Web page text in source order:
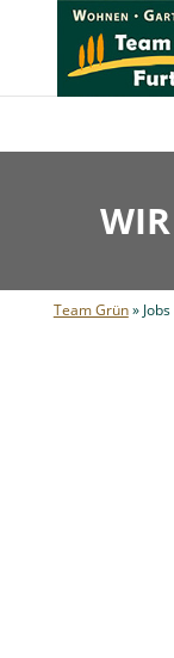
Team Grün» Jobs